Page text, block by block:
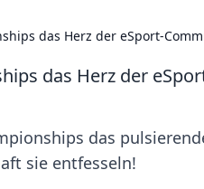
das Herz der eSport-
das Herz der
das
sie entfesseln!